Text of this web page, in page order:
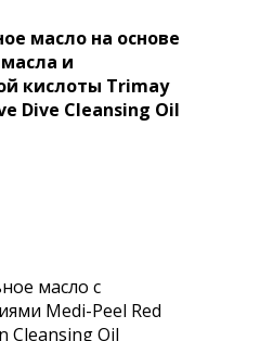
масло на основе
и
кислоты Trimay
Dive Cleansing Oil